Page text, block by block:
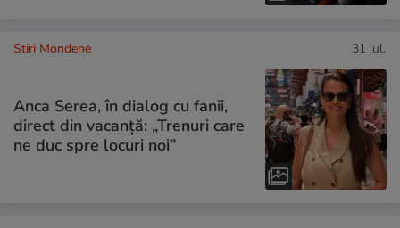
Stiri Mondene 31 iul.
Anca Serea, în dialog cu fanii,
direct din vacanță: „Trenuri care
ne duc spre locuri noi”